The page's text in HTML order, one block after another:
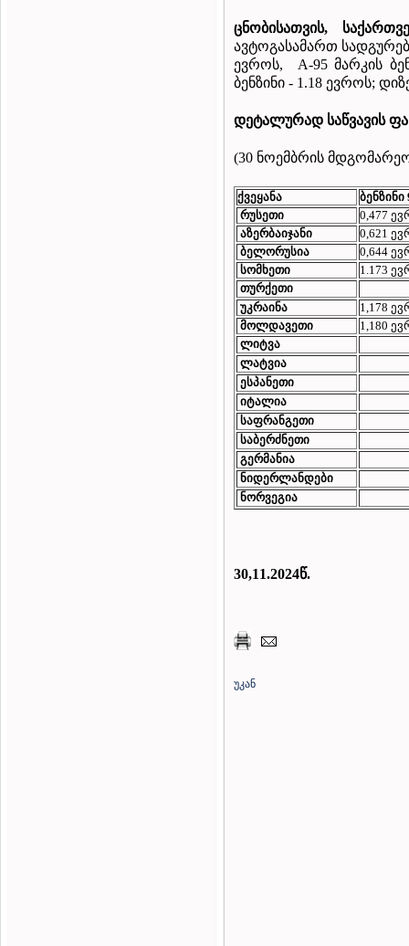
ცნობისათვის,
ავტოგასამართ
ევროს, A-95 მარკის
ბენზინი - 1.18 ევროს;
დეტალურად საწვავის
(30 ნოემბრის
ქვეყანა ბენზინი
რუსეთი
0,477
აზერბაიჯანი
0,621
ბელორუსია
0,644
სომხეთი
1.173
თურქეთი
უკრაინა
1,178
მოლდავეთი
1,180
ლიტვა
ლატვია
ესპანეთი
იტალია
საფრანგეთი
საბერძნეთი
გერმანია
ნიდერლანდები
ნორვეგია
30,11.2024წ.
უკან